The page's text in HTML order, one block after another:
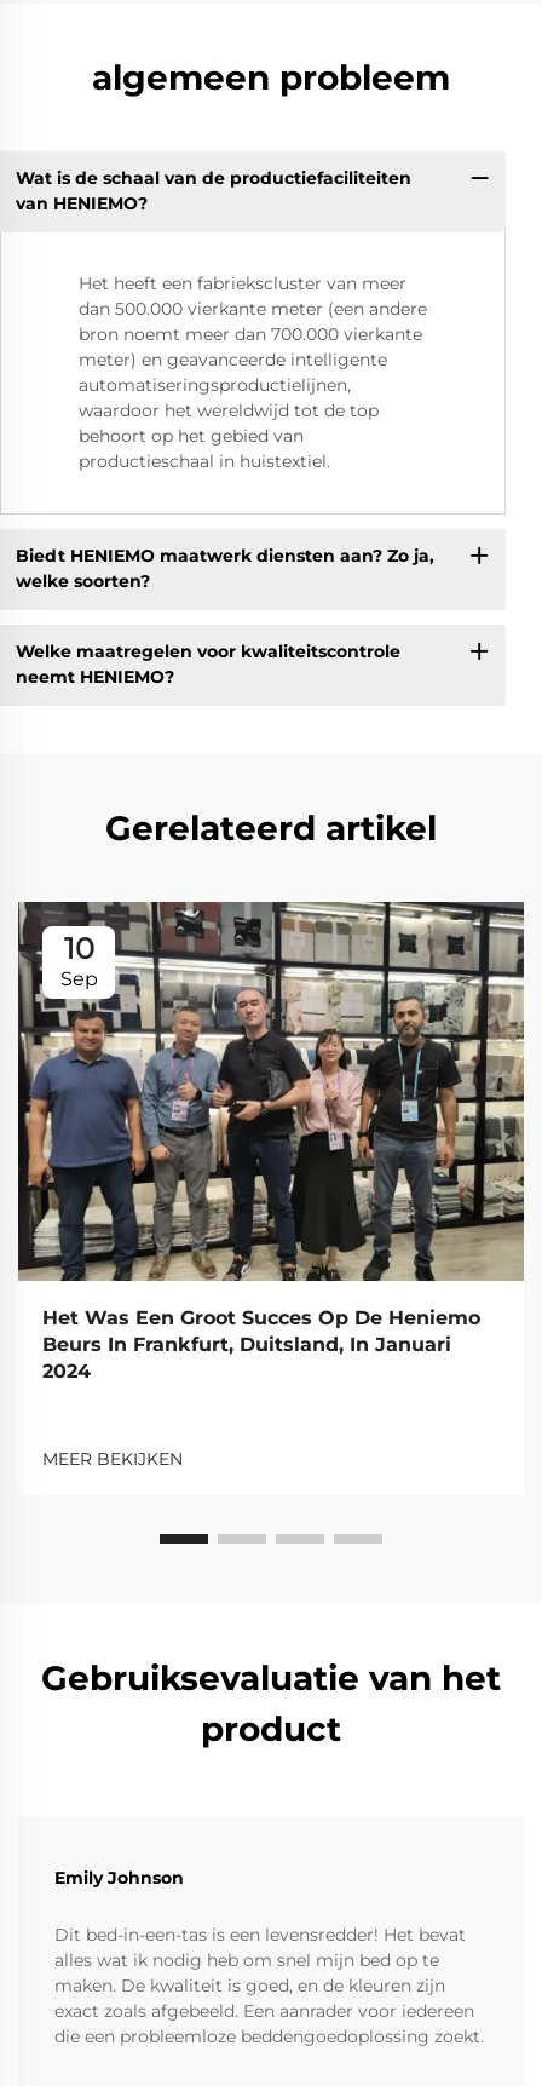
algemeen probleem
Wat is de schaal van de productiefaciliteiten
van HENIEMO?
Het heeft een fabriekscluster van meer
dan 500.000 vierkante meter (een andere
bron noemt meer dan 700.000 vierkante
meter) en geavanceerde intelligente
automatiseringsproductielijnen,
waardoor het wereldwijd tot de top
behoort op het gebied van
productieschaal in huistextiel.
Biedt HENIEMO maatwerk diensten aan? Zo ja,
welke soorten?
Welke maatregelen voor kwaliteitscontrole
neemt HENIEMO?
Gerelateerd artikel
10
Sep
Het Was Een Groot Succes Op De Heniemo
Beurs In Frankfurt, Duitsland, In Januari
2024
MEER BEKIJKEN
Gebruiksevaluatie van het
product
Emily Johnson
Dit bed-in-een-tas is een levensredder! Het bevat
alles wat ik nodig heb om snel mijn bed op te
maken. De kwaliteit is goed, en de kleuren zijn
exact zoals afgebeeld. Een aanrader voor iedereen
die een probleemloze beddengoedoplossing zoekt.